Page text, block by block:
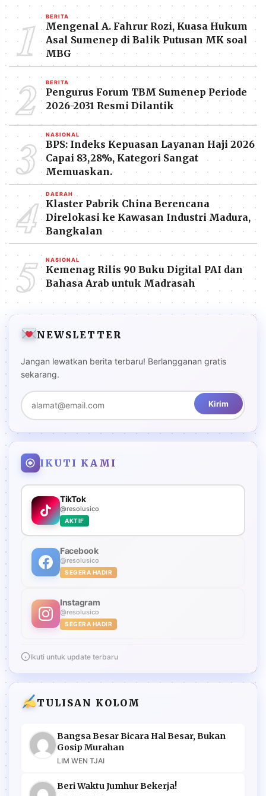
1 BERITA
Mengenal A. Fahrur Rozi, Kuasa Hukum
Asal Sumenep di Balik Putusan MK soal
MBG
2 BERITA
Pengurus Forum TBM Sumenep Periode
2026-2031 Resmi Dilantik
3 NASIONAL
BPS: Indeks Kepuasan Layanan Haji 2026
Capai 83,28%, Kategori Sangat
Memuaskan.
4 DAERAH
Klaster Pabrik China Berencana
Direlokasi ke Kawasan Industri Madura,
Bangkalan
5 NASIONAL
Kemenag Rilis 90 Buku Digital PAI dan
Bahasa Arab untuk Madrasah
NEWSLETTER
Jangan lewatkan berita terbaru! Berlangganan gratis
sekarang.
Kirim
IKUTI KAMI
TikTok
@resolusico
AKTIF
Facebook
@resolusico
SEGERA HADIR
Instagram
@resolusico
SEGERA HADIR
Ikuti untuk update terbaru
TULISAN KOLOM
Bangsa Besar Bicara Hal Besar, Bukan
Gosip Murahan
LIM WEN TJAI
Beri Waktu Jumhur Bekerja!